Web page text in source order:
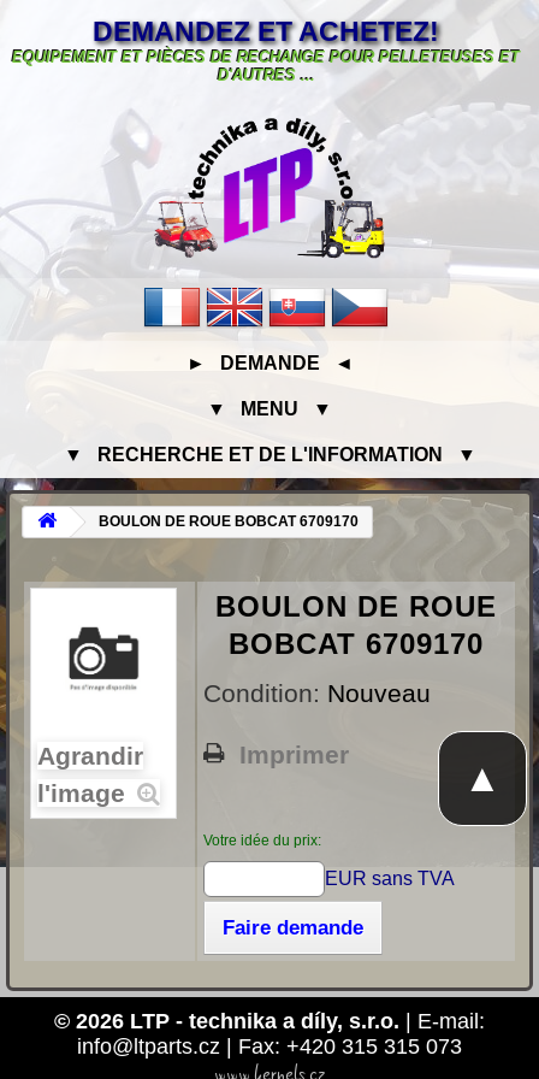
DEMANDEZ ET ACHETEZ!
EQUIPEMENT ET PIÈCES DE RECHANGE POUR PELLETEUSES ET
D'AUTRES ...
► DEMANDE ◄
▼ MENU ▼
▼ RECHERCHE ET DE L'INFORMATION ▼
BOULON DE ROUE BOBCAT 6709170
Agrandir
l'image
BOULON DE ROUE
BOBCAT 6709170
Condition: Nouveau
Imprimer
Votre idée du prix:
EUR sans TVA
Faire demande
© 2026 LTP - technika a díly, s.r.o. | E-mail:
info@ltparts.cz | Fax: +420 315 315 073
▲